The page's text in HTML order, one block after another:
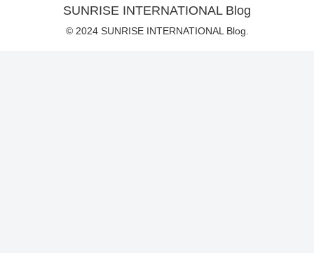
SUNRISE INTERNATIONAL Blog
© 2024 SUNRISE INTERNATIONAL Blog.